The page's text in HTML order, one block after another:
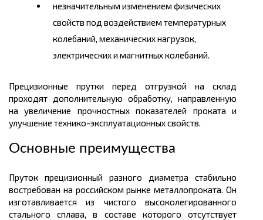
незначительным изменением физических
свойств под воздействием температурных
колебаний, механических нагрузок,
электрических и магнитных колебаний.
Прецизионные прутки перед отгрузкой на склад
проходят дополнительную обработку, направленную
на увеличение прочностных показателей проката и
улучшение технико-эксплуатационных свойств.
Основные преимущества
Пруток прецизионный разного диаметра стабильно
востребован на российском рынке металлопроката. Он
изготавливается из чистого высоколегированного
стального сплава, в составе которого отсутствует